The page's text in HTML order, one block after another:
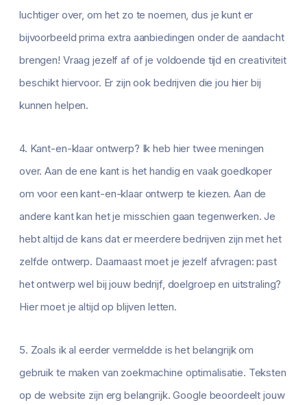
luchtiger over, om het zo te noemen, dus je kunt er
bijvoorbeeld prima extra aanbiedingen onder de aandacht
brengen! Vraag jezelf af of je voldoende tijd en creativiteit
beschikt hiervoor. Er zijn ook bedrijven die jou hier bij
kunnen helpen.
4. Kant-en-klaar ontwerp? Ik heb hier twee meningen
over. Aan de ene kant is het handig en vaak goedkoper
om voor een kant-en-klaar ontwerp te kiezen. Aan de
andere kant kan het je misschien gaan tegenwerken. Je
hebt altijd de kans dat er meerdere bedrijven zijn met het
zelfde ontwerp. Daarnaast moet je jezelf afvragen: past
het ontwerp wel bij jouw bedrijf, doelgroep en uitstraling?
Hier moet je altijd op blijven letten.
5. Zoals ik al eerder vermeldde is het belangrijk om
gebruik te maken van zoekmachine optimalisatie. Teksten
op de website zijn erg belangrijk. Google beoordeelt jouw